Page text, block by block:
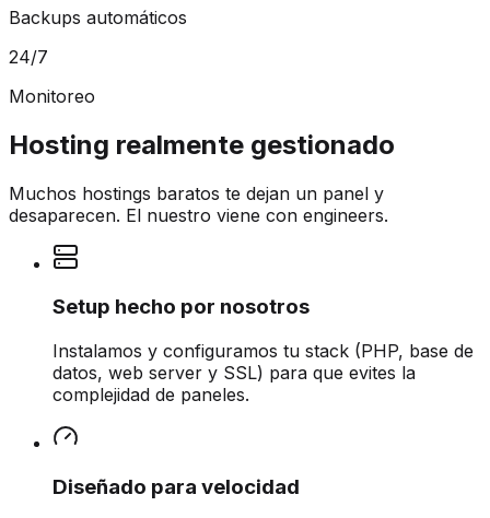
Backups automáticos
24/7
Monitoreo
Hosting realmente gestionado
Muchos hostings baratos te dejan un panel y
desaparecen. El nuestro viene con engineers.
Setup hecho por nosotros
Instalamos y configuramos tu stack (PHP, base de
datos, web server y SSL) para que evites la
complejidad de paneles.
Diseñado para velocidad